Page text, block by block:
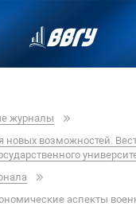
журналы
новых возможностей.
аспекты